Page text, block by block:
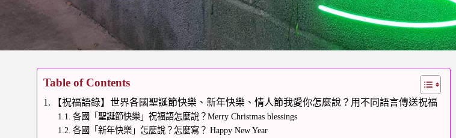
Table of Contents
【祝福語錄】世界各國聖誕節快樂、新年快樂、情人節我愛你怎麼說？用不同語言傳送祝福
各國「聖誕節快樂」祝福語怎麼說？Merry Christmas blessings
各國「新年快樂」怎麼說？怎麼寫？ Happy New Year